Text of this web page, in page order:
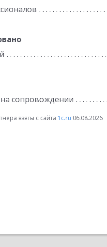
сопровождении
взяты с сайта 1c.ru 06.08.2026